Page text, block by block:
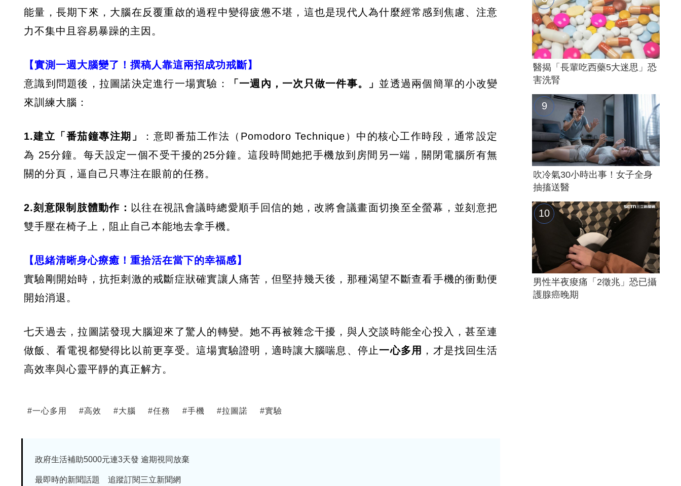
能量，長期下來，大腦在反覆重啟的過程中變得疲憊不堪，這也是現代人為什麼經常感到焦慮、注意
力不集中且容易暴躁的主因。
【實測一週大腦變了！撰稿人靠這兩招成功戒斷】
意識到問題後，拉圖諾決定進行一場實驗：
「一週內，一次只做一件事。」 並透過兩個簡單的小改變
來訓練大腦：
1.建立「番茄鐘專注期」
：意即番茄工作法（Pomodoro Technique）中的核心工作時段，通常設定
為 25分鐘。每天設定一個不受干擾的25分鐘。這段時間她把手機放到房間另一端，關閉電腦所有無
關的分頁，逼自己只專注在眼前的任務。
2.刻意限制肢體動作： 以往在視訊會議時總愛順手回信的她，改將會議畫面切換至全螢幕，並刻意把
雙手壓在椅子上，阻止自己本能地去拿手機。
【思緒清晰身心療癒！重拾活在當下的幸福感】
實驗剛開始時，抗拒刺激的戒斷症狀確實讓人痛苦，但堅持幾天後，那種渴望不斷查看手機的衝動便
開始消退。
七天過去，拉圖諾發現大腦迎來了驚人的轉變。她不再被雜念干擾，與人交談時能全心投入，甚至連
做飯、看電視都變得比以前更享受。這場實驗證明，適時讓大腦喘息、停止一心多用 ，才是找回生活
高效率與心靈平靜的真正解方。
#一心多用 #高效 #大腦 #任務 #手機 #拉圖諾 #實驗
政府生活補助5000元連3天發 逾期視同放棄
最即時的新聞話題 追蹤訂閱三立新聞網
醫揭「長輩吃西藥5大迷思」恐
害洗腎
吹冷氣30小時出事！女子全身
抽搐送醫
男性半夜痠痛「2徵兆」恐已攝
護腺癌晚期